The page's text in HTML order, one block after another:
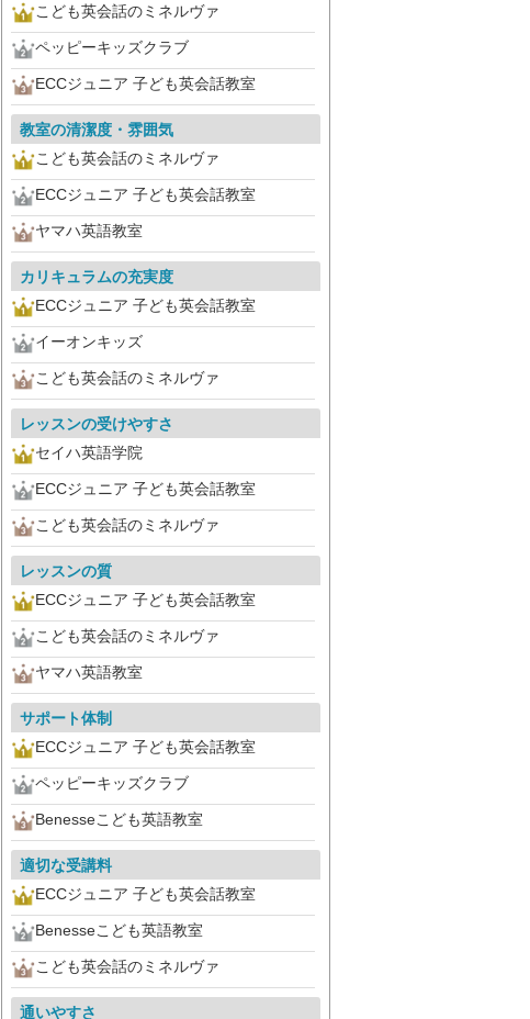
こども英会話のミネルヴァ
ペッピーキッズクラブ
ECCジュニア 子ども英会話教室
教室の清潔度・雰囲気
こども英会話のミネルヴァ
ECCジュニア 子ども英会話教室
ヤマハ英語教室
カリキュラムの充実度
ECCジュニア 子ども英会話教室
イーオンキッズ
こども英会話のミネルヴァ
レッスンの受けやすさ
セイハ英語学院
ECCジュニア 子ども英会話教室
こども英会話のミネルヴァ
レッスンの質
ECCジュニア 子ども英会話教室
こども英会話のミネルヴァ
ヤマハ英語教室
サポート体制
ECCジュニア 子ども英会話教室
ペッピーキッズクラブ
Benesseこども英語教室
適切な受講料
ECCジュニア 子ども英会話教室
Benesseこども英語教室
こども英会話のミネルヴァ
通いやすさ